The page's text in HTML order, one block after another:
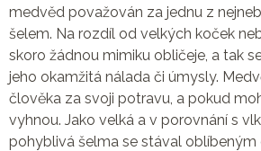
medvěd považován za jednu z
šelem. Na rozdíl od velkých koček
skoro žádnou mimiku obličeje, a tak
jeho okamžitá nálada či úmysly.
člověka za svoji potravu, a pokud
vyhnou. Jako velká a v porovnání s
pohyblivá šelma se stával